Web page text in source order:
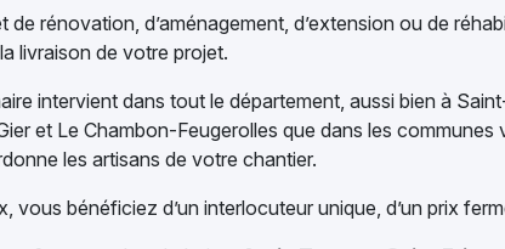
de rénovation, d’aménagement, d’extension ou de
livraison de votre projet.
intervient dans tout le département, aussi bien à
et Le Chambon-Feugerolles que dans les
les artisans de votre chantier.
vous bénéficiez d’un interlocuteur unique, d’un prix